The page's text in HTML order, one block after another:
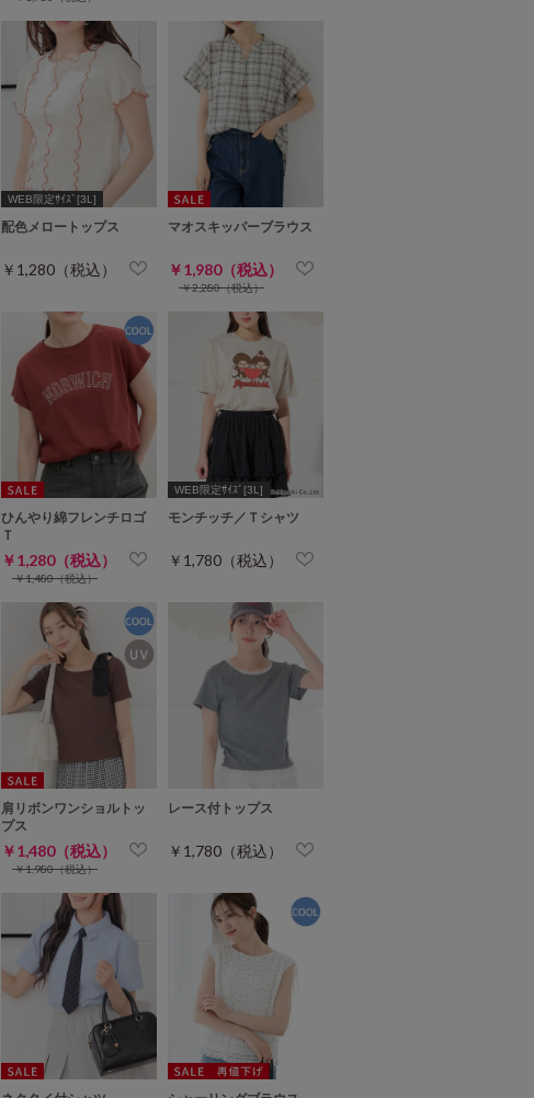
WEB限定ｻｲｽﾞ[3L]
配色メロートップス
￥1,280（税込）
マオスキッパーブラウス
￥1,980（税込）
￥2,280（税込）
ひんやり綿フレンチロゴ
Ｔ
￥1,280（税込）
￥1,480（税込）
WEB限定ｻｲｽﾞ[3L]
モンチッチ／Ｔシャツ
￥1,780（税込）
肩リボンワンショルトッ
プス
￥1,480（税込）
￥1,980（税込）
レース付トップス
￥1,780（税込）